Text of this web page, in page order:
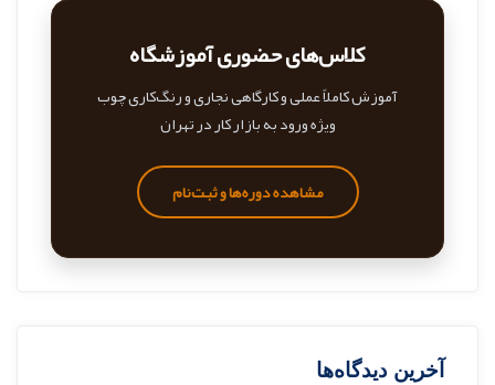
کلاس‌های حضوری آموزشگاه
آموزش کاملاً عملی و کارگاهی نجاری و رنگ‌کاری چوب
ویژه ورود به بازار کار در تهران
مشاهده دوره‌ها و ثبت‌نام
آخرین دیدگاه‌ها